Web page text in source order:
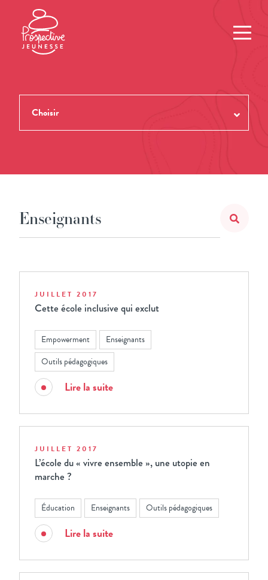
Choisir
THÈMES
AUTEUR.ES
JUILLET 2017
Cette école inclusive qui exclut
Empowerment
Enseignants
Outils pédagogiques
Lire la suite
JUILLET 2017
L’école du « vivre ensemble », une utopie en
marche ?
Éducation Enseignants Outils pédagogiques
Lire la suite